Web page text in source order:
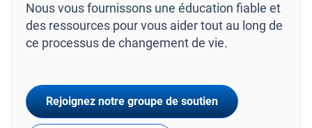
Nous vous fournissons une éducation fiable et
des ressources pour vous aider tout au long de
ce processus de changement de vie.
Rejoignez notre groupe de soutien